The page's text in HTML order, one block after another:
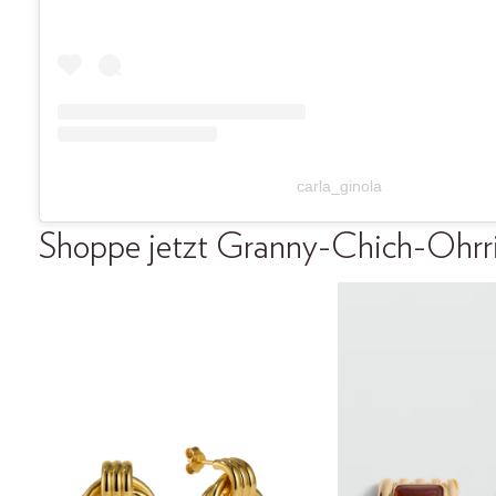
carla_ginola
Shoppe jetzt Granny-Chich-